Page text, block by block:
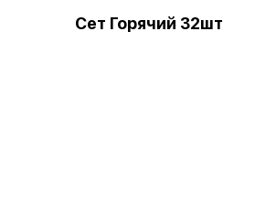
Сет Горячий 32шт